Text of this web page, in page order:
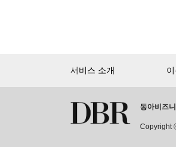
회원 가입
서비스 소개
동아비즈
Copyright